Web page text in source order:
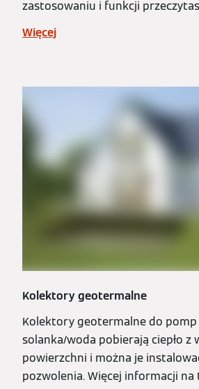
zastosowaniu i funkcji
Więcej
Kolektory geotermalne
Kolektory geotermalne do pomp
solanka/woda pobierają ciepło z
powierzchni i można je
pozwolenia. Więcej informacji